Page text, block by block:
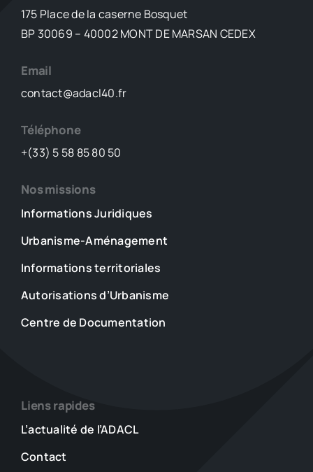
175 Place de la caserne Bosquet
BP 30069 – 40002 MONT DE MARSAN CEDEX
Email
contact@adacl40.fr
Téléphone
+(33) 5 58 85 80 50
Nos missions
Informations Juridiques
Urbanisme-Aménagement
Informations territoriales
Autorisations d’Urbanisme
Centre de Documentation
Liens rapides
L’actualité de l’ADACL
Contact